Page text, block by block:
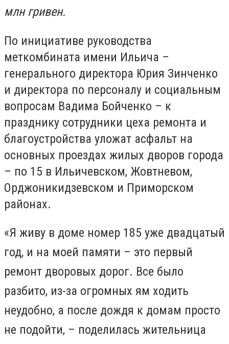
млн гривен.
По инициативе руководства
меткомбината имени Ильича –
генерального директора Юрия Зинченко
и директора по персоналу и социальным
вопросам Вадима Бойченко – к
празднику сотрудники цеха ремонта и
благоустройства уложат асфальт на
основных проездах жилых дворов города
– по 15 в Ильичевском, Жовтневом,
Орджоникидзевском и Приморском
районах.
«Я живу в доме номер 185 уже двадцатый
год, и на моей памяти – это первый
ремонт дворовых дорог. Все было
разбито, из-за огромных ям ходить
неудобно, а после дождя к домам просто
не подойти, – поделилась жительница